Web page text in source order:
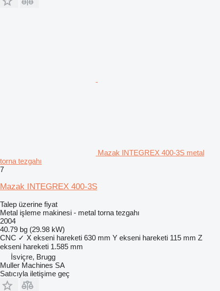
Mazak INTEGREX 400-3S metal
torna tezgahı
7
Mazak INTEGREX 400-3S
Talep üzerine fiyat
Metal işleme makinesi - metal torna tezgahı
2004
40.79 bg (29.98 kW)
CNC ✓ X ekseni hareketi 630 mm Y ekseni hareketi 115 mm Z
ekseni hareketi 1.585 mm
İsviçre, Brugg
Muller Machines SA
Satıcıyla iletişime geç